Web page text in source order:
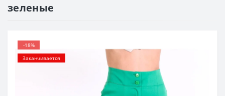
зеленые
-18%
Заканчивается